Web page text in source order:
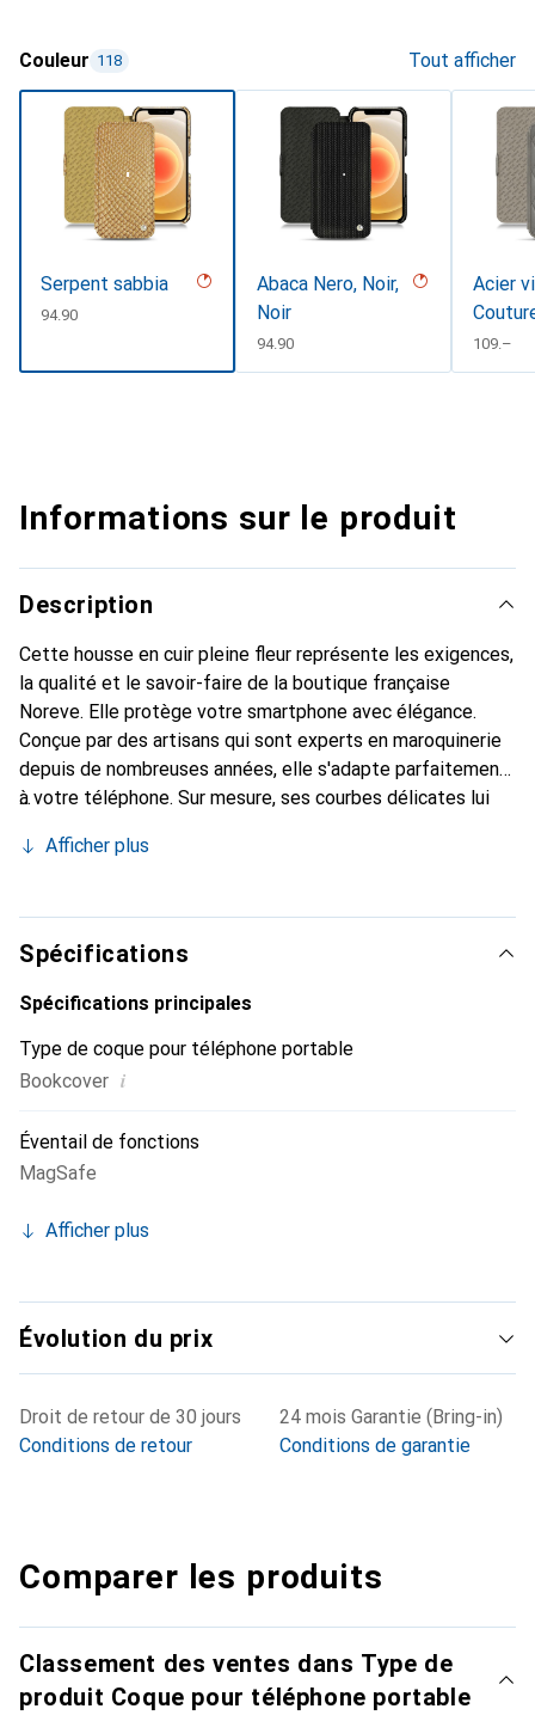
Couleur 118 Tout afficher
Serpent sabbia
CHF
94.90
Abaca Nero, Noir,
Noir
CHF
94.90
Acier
CHF
109.–
Informations sur le produit
Description
Cette housse en cuir pleine fleur représente les exigences,
la qualité et le savoir-faire de la boutique française
Noreve. Elle protège votre smartphone avec élégance.
Conçue par des artisans qui sont experts en maroquinerie
depuis de nombreuses années, elle s'adapte parfaitement
à votre téléphone. Sur mesure, ses courbes délicates lui
l'accessoire chic et indispensable pour votre smartphone.
haute qualité, la marque Noreve est un choix fiable pour
une clientèle exigeante.
Afficher plus
Spécifications
Spécifications principales
Type de coque pour téléphone portable
Bookcover i
Éventail de fonctions
MagSafe
Afficher plus
Évolution du prix
Droit de retour de 30 jours
Conditions de retour
24 mois Garantie (Bring-in)
Conditions de garantie
Comparer les produits
Classement des ventes dans Type de
produit Coque pour téléphone portable